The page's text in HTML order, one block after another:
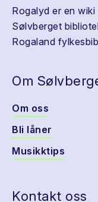
Rogalyd er en
Sølvberget
Rogaland
Om
Om oss
Bli låner
Musikktips
Kontakt oss